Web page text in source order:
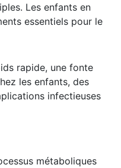
Les enfants en
essentiels pour le
rapide, une fonte
les enfants, des
infectieuses
métaboliques